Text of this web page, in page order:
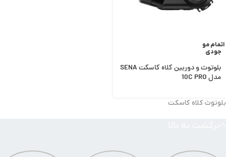
اتمام مو
جودی
بلوتوث و دوربین کلاه کاسکت SENA
مدل 10C PRO
بلوتوث کلاه کاسکت